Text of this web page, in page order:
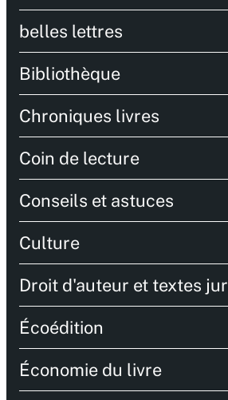
belles lettres
Bibliothèque
Chroniques livres
Coin de lecture
Conseils et astuces
Culture
Droit d'auteur et textes
Écoédition
Économie du livre